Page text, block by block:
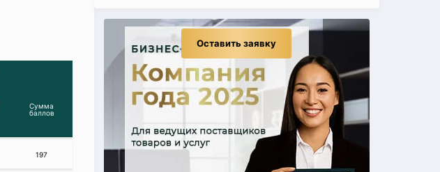
Сумма
баллов
197
Оставить заявку